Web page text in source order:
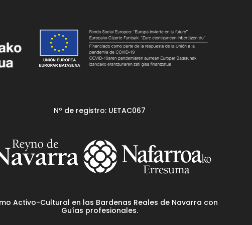
Nº de registro: UETAC067
Activo-Cultural en las Bardenas Reales de Navarra con
Guías profesionales.